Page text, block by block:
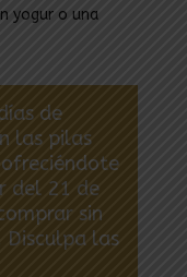
yogur o una
de
las pilas
del 21 de
sin
Disculpa las